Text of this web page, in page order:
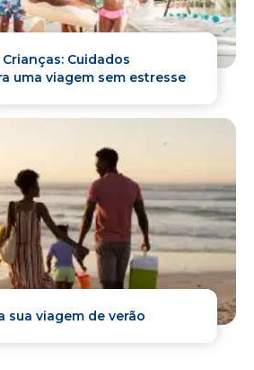
Cuidados
uma viagem sem estresse
sua viagem de verão